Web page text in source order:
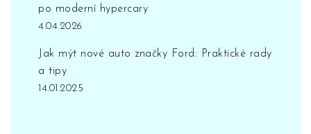
po moderní hypercary
4.04.2026
Jak mýt nové auto značky Ford: Praktické rady
a tipy
14.01.2025